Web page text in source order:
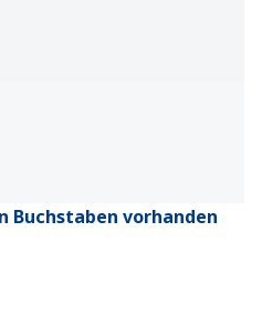
Buchstaben vorhanden